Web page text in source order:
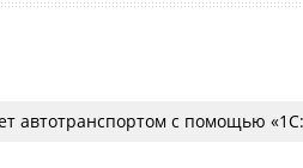
автотранспортом с помощью